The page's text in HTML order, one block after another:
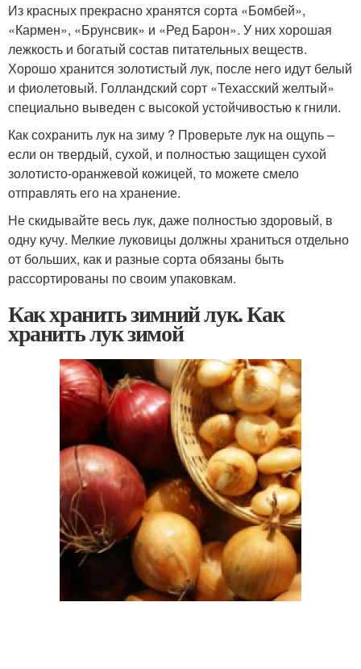
Из красных прекрасно хранятся сорта «Бомбей»,
«Кармен», «Брунсвик» и «Ред Барон». У них хорошая
лежкость и богатый состав питательных веществ.
Хорошо хранится золотистый лук, после него идут белый
и фиолетовый. Голландский сорт «Техасский желтый»
специально выведен с высокой устойчивостью к гнили.
Как сохранить лук на зиму ? Проверьте лук на ощупь –
если он твердый, сухой, и полностью защищен сухой
золотисто-оранжевой кожицей, то можете смело
отправлять его на хранение.
Не скидывайте весь лук, даже полностью здоровый, в
одну кучу. Мелкие луковицы должны храниться отдельно
от больших, как и разные сорта обязаны быть
рассортированы по своим упаковкам.
Как хранить зимний лук. Как
хранить лук зимой